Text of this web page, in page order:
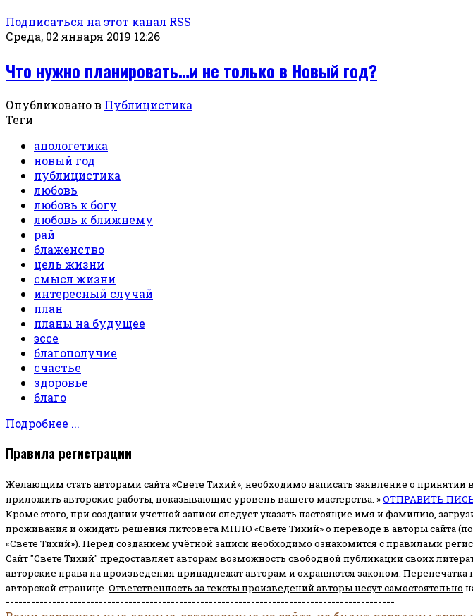
Подписаться на этот канал RSS
Среда, 02 января 2019 12:26
Что нужно планировать…и не только в Новый год?
Опубликовано в Публицистика
Теги
апологетика
новый год
публицистика
любовь
любовь к богу
любовь к ближнему
рай
блаженство
цель жизни
смысл жизни
интересный случай
план
планы на будущее
эссе
благополучие
счастье
здоровье
благо
Подробнее ...
Правила регистрации
Желающим стать авторами сайта «Свете Тихий», необходимо написать заявление о
приложить авторские работы, показывающие уровень вашего мастерства. »ОТПРАВИТЬ
Кроме этого, при создании учетной записи следует указать настоящие имя и фамилию,
проживания и ожидать решения литсовета МПЛО «Свете Тихий» о переводе в авторы сайта
«Свете Тихий»). Перед созданием учётной записи необходимо ознакомится с правилами
Сайт "Свете Тихий" предоставляет авторам возможность свободной публикации своих
авторские права на произведения принадлежат авторам и охраняются законом. Перепечатка
авторской странице. Ответственность за тексты произведений авторы несут самостоятельно
--------------------------------------------------------------------------------------------